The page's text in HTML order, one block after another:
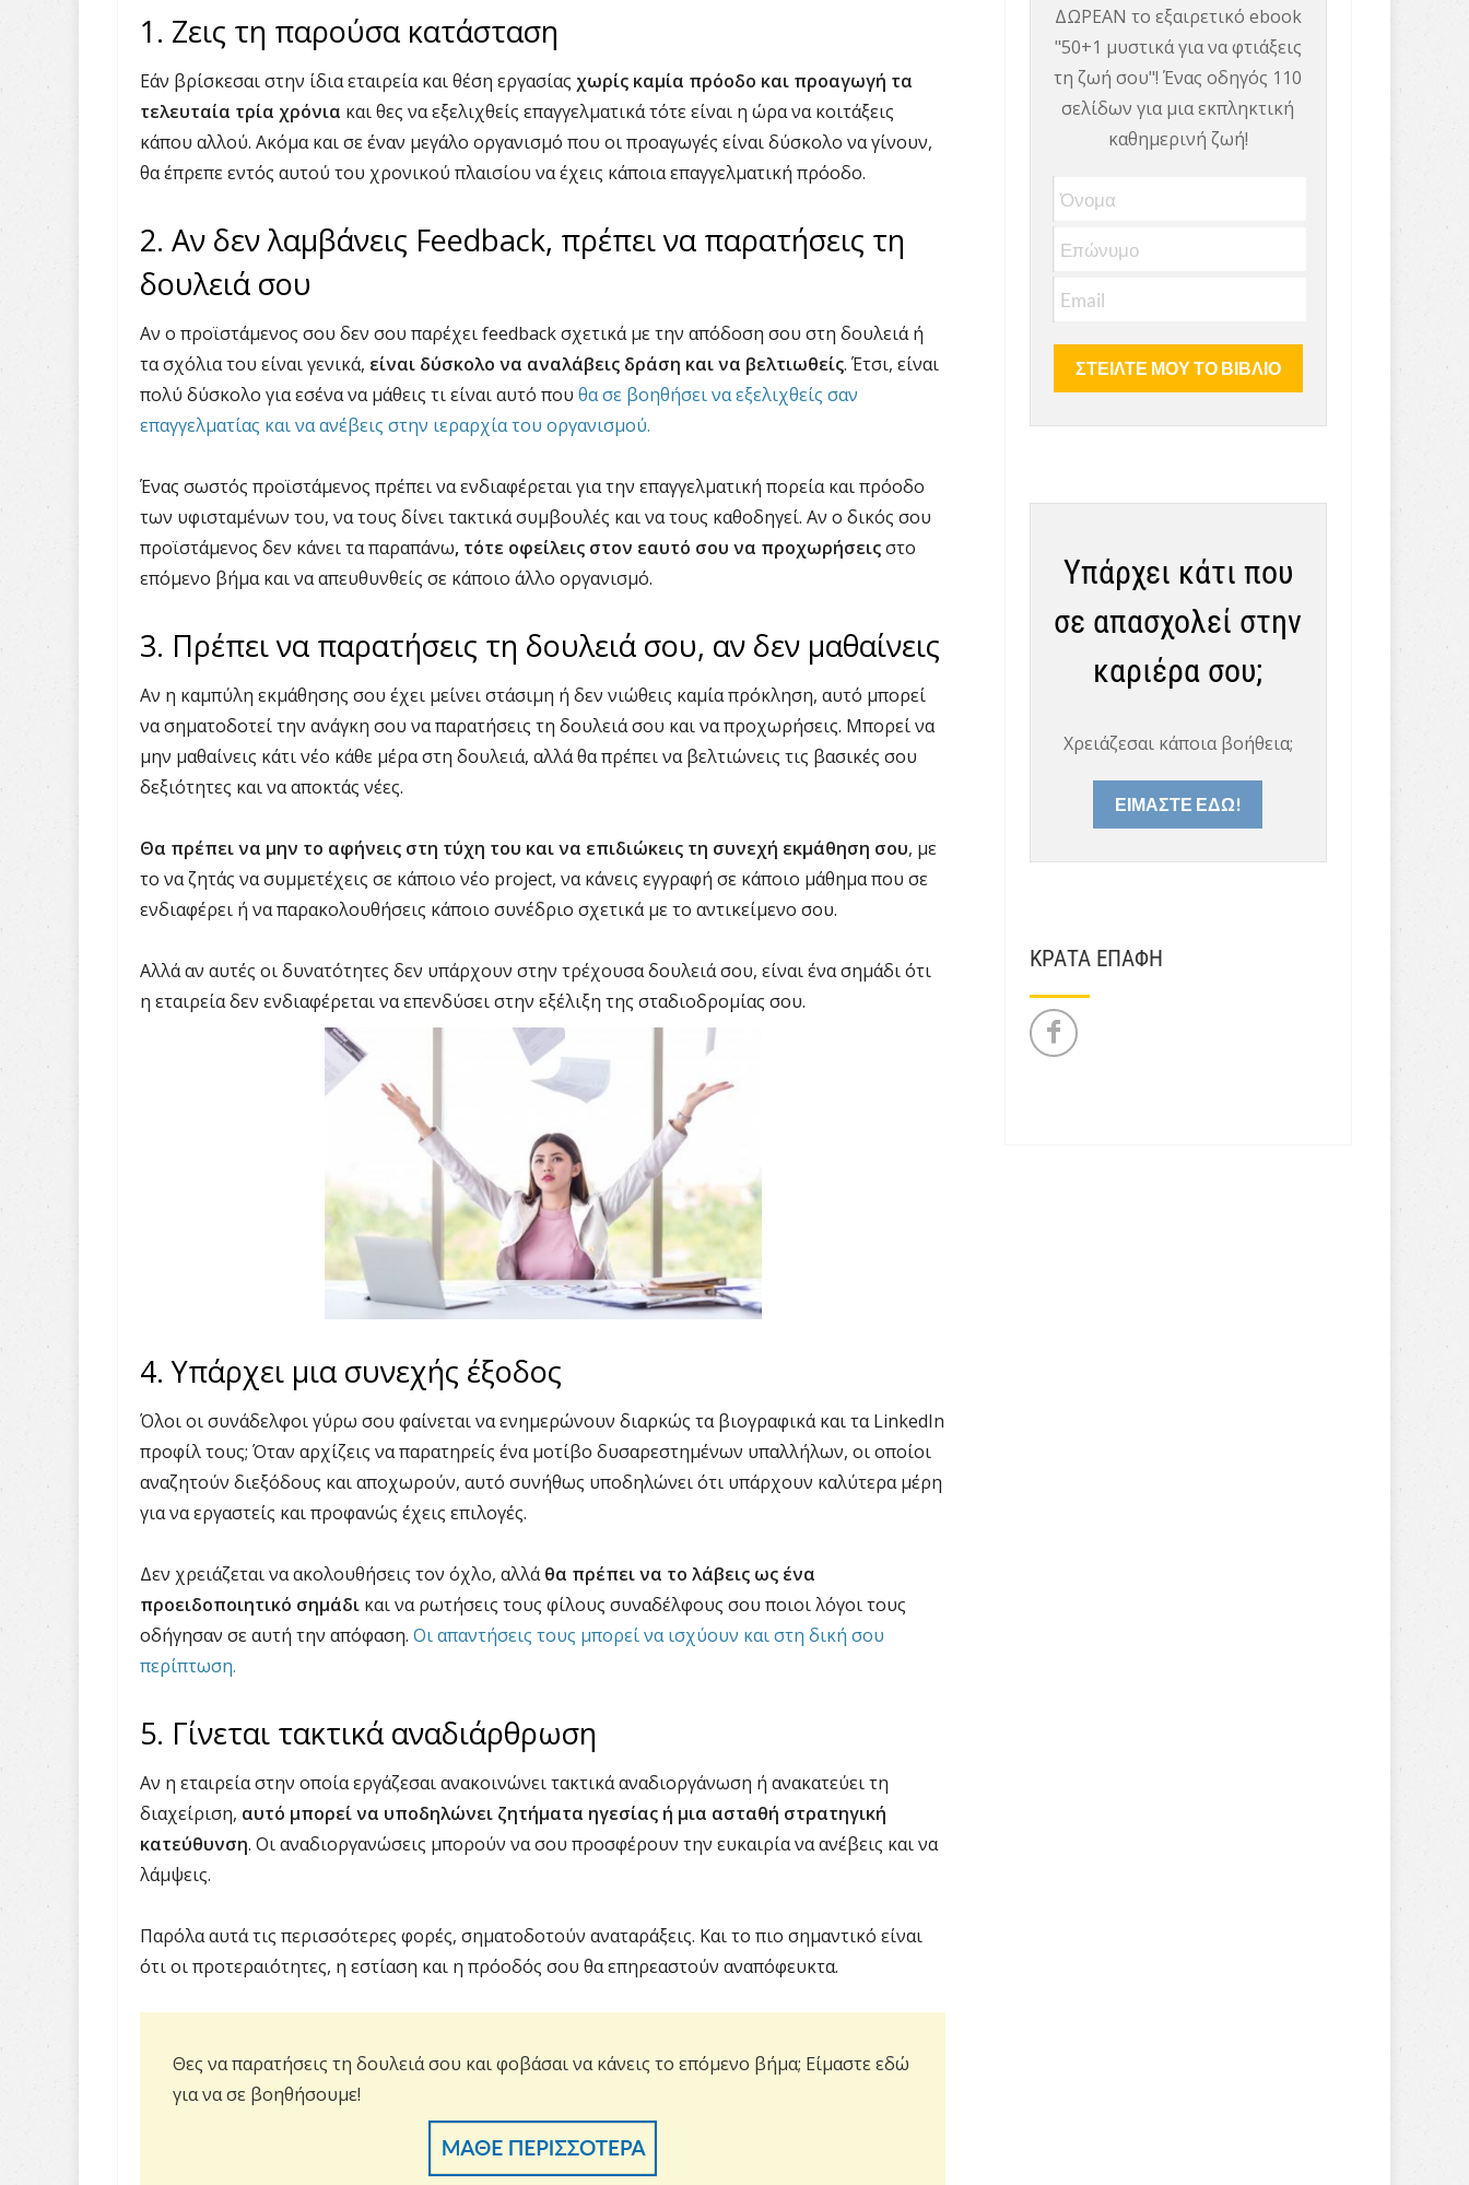
1. Ζεις τη παρούσα κατάσταση
Εάν βρίσκεσαι στην ίδια εταιρεία και θέση εργασίας χωρίς καμία πρόοδο και προαγωγή τα
τελευταία τρία χρόνια και θες να εξελιχθείς επαγγελματικά τότε είναι η ώρα να κοιτάξεις
κάπου αλλού. Ακόμα και σε έναν μεγάλο οργανισμό που οι προαγωγές είναι δύσκολο να γίνουν,
θα έπρεπε εντός αυτού του χρονικού πλαισίου να έχεις κάποια επαγγελματική πρόοδο.
2. Αν δεν λαμβάνεις Feedback, πρέπει να παρατήσεις τη
δουλειά σου
Αν ο προϊστάμενος σου δεν σου παρέχει feedback σχετικά με την απόδοση σου στη δουλειά ή
τα σχόλια του είναι γενικά, είναι δύσκολο να αναλάβεις δράση και να βελτιωθείς. Έτσι, είναι
πολύ δύσκολο για εσένα να μάθεις τι είναι αυτό που θα σε βοηθήσει να εξελιχθείς σαν
επαγγελματίας και να ανέβεις στην ιεραρχία του οργανισμού.
Ένας σωστός προϊστάμενος πρέπει να ενδιαφέρεται για την επαγγελματική πορεία και πρόοδο
των υφισταμένων του, να τους δίνει τακτικά συμβουλές και να τους καθοδηγεί. Αν ο δικός σου
προϊστάμενος δεν κάνει τα παραπάνω, τότε οφείλεις στον εαυτό σου να προχωρήσειςστο
επόμενο βήμα και να απευθυνθείς σε κάποιο άλλο οργανισμό.
3. Πρέπει να παρατήσεις τη δουλειά σου, αν δεν μαθαίνεις
Αν η καμπύλη εκμάθησης σου έχει μείνει στάσιμη ή δεν νιώθεις καμία πρόκληση, αυτό μπορεί
να σηματοδοτεί την ανάγκη σου να παρατήσεις τη δουλειά σου και να προχωρήσεις. Μπορεί να
μην μαθαίνεις κάτι νέο κάθε μέρα στη δουλειά, αλλά θα πρέπει να βελτιώνεις τις βασικές σου
δεξιότητες και να αποκτάς νέες.
Θα πρέπει να μην το αφήνεις στη τύχη του και να επιδιώκεις τη συνεχή εκμάθηση σου, με
το να ζητάς να συμμετέχεις σε κάποιο νέο project, να κάνεις εγγραφή σε κάποιο μάθημα που σε
ενδιαφέρει ή να παρακολουθήσεις κάποιο συνέδριο σχετικά με το αντικείμενο σου.
Αλλά αν αυτές οι δυνατότητες δεν υπάρχουν στην τρέχουσα δουλειά σου, είναι ένα σημάδι ότι
η εταιρεία δεν ενδιαφέρεται να επενδύσει στην εξέλιξη της σταδιοδρομίας σου.
4. Υπάρχει μια συνεχής έξοδος
Όλοι οι συνάδελφοι γύρω σου φαίνεται να ενημερώνουν διαρκώς τα βιογραφικά και τα LinkedIn
προφίλ τους; Όταν αρχίζεις να παρατηρείς ένα μοτίβο δυσαρεστημένων υπαλλήλων, οι οποίοι
αναζητούν διεξόδους και αποχωρούν, αυτό συνήθως υποδηλώνει ότι υπάρχουν καλύτερα μέρη
για να εργαστείς και προφανώς έχεις επιλογές.
Δεν χρειάζεται να ακολουθήσεις τον όχλο, αλλάθα πρέπει να το λάβεις ως ένα
προειδοποιητικό σημάδι και να ρωτήσεις τους φίλους συναδέλφους σου ποιοι λόγοι τους
οδήγησαν σε αυτή την απόφαση. Οι απαντήσεις τους μπορεί να ισχύουν και στη δική σου
περίπτωση.
5. Γίνεται τακτικά αναδιάρθρωση
Αν η εταιρεία στην οποία εργάζεσαι ανακοινώνει τακτικά αναδιοργάνωση ή ανακατεύει τη
διαχείριση, αυτό μπορεί να υποδηλώνει ζητήματα ηγεσίας ή μια ασταθή στρατηγική
κατεύθυνση. Οι αναδιοργανώσεις μπορούν να σου προσφέρουν την ευκαιρία να ανέβεις και να
λάμψεις.
Παρόλα αυτά τις περισσότερες φορές, σηματοδοτούν αναταράξεις. Και το πιο σημαντικό είναι
ότι οι προτεραιότητες, η εστίαση και η πρόοδός σου θα επηρεαστούν αναπόφευκτα.
Θες να παρατήσεις τη δουλειά σου και φοβάσαι να κάνεις το επόμενο βήμα; Είμαστε εδώ
για να σε βοηθήσουμε!
ΔΩΡΕΑΝ το εξαιρετικό ebook
"50+1 μυστικά για να φτιάξεις
τη ζωή σου"! Ένας οδηγός 110
σελίδων για μια εκπληκτική
καθημερινή ζωή!
Υπάρχει κάτι που
σε απασχολεί στην
καριέρα σου;
Χρειάζεσαι κάποια βοήθεια;
ΕΙΜΑΣΤΕ ΕΔΩ!
ΚΡΑΤΑ ΕΠΑΦΗ